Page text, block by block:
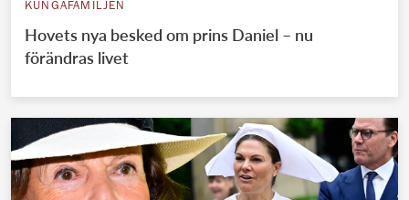
KUNGAFAMILJEN
Hovets nya besked om prins Daniel – nu
förändras livet